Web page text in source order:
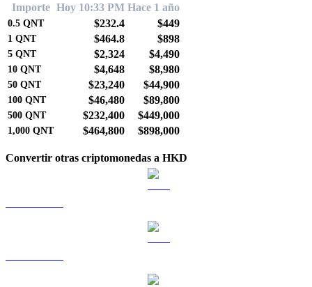
Importe Hoy 10:33 PM Hace 1 año
0.5 QNT $232.4 $449
1 QNT $464.8 $898
5 QNT $2,324 $4,490
10 QNT $4,648 $8,980
50 QNT $23,240 $44,900
100 QNT $46,480 $89,800
500 QNT $232,400 $449,000
1,000 QNT $464,800 $898,000
Convertir otras criptomonedas a HKD